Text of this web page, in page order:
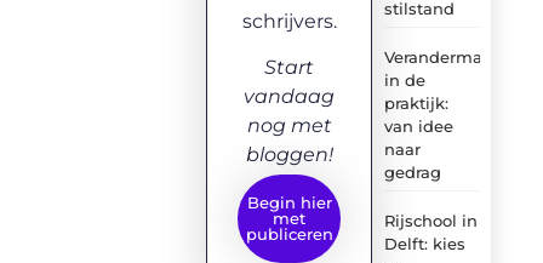
stilstand
in de
praktijk:
van idee
naar
gedrag
Rijschool in
Delft: kies
schrijvers.
Start
vandaag
nog met
bloggen!
Begin hier
met
publiceren